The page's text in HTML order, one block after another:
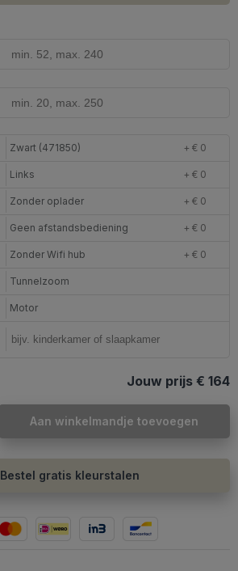
Zwart (471850) + € 0
Links + € 0
Zonder oplader + € 0
Geen afstandsbediening + € 0
Zonder Wifi hub + € 0
Tunnelzoom
Motor
Jouw prijs € 164
Aan winkelmandje toevoegen
Bestel gratis kleurstalen